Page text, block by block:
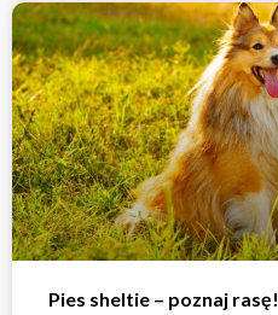
Pies sheltie – poznaj rasę!